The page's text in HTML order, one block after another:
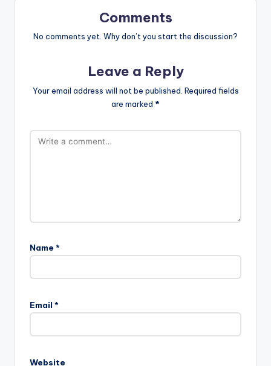
Comments
No comments yet. Why don’t you start the discussion?
Leave a Reply
Your email address will not be published. Required fields
are marked *
Name *
Email *
Website